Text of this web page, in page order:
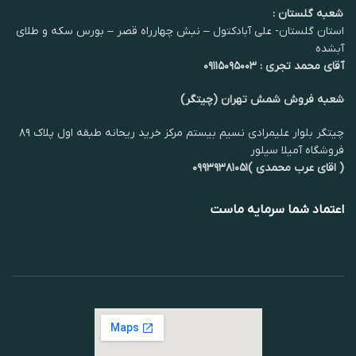
شعبه گلستان :
استان گلستان- علی آبادکتول – نبش چهارراه قصر – بورس سکه و طلای
آبشده
آقای محمد تجری : ۰۹۱۱۵۰۹۵۰۰۳
شعبه فروش شمش تهران (چیتگر)
چیتگر بلوار علیمرادی نسیم بیستم مرکز خرید ریحانه طبقه اول پلاک ۸۹
فروشگاه آمیلا سیلور
( اقای عرب محمدی )۰۹۹۳۹۳۸۱۰۵۱
اعتماد شما سرمایه ماست